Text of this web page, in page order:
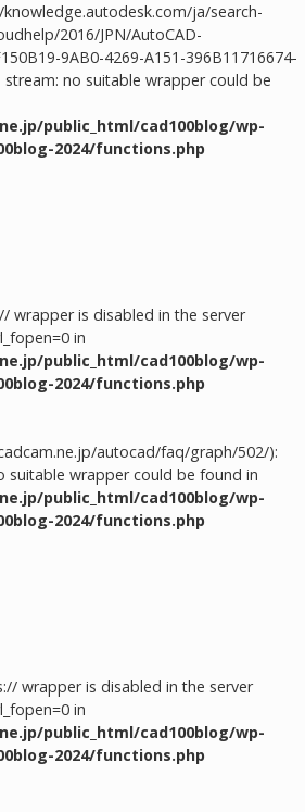
ja/search-
2016/JPN/AutoCAD-
9AB0-4269-A151-396B11716674-
no suitable wrapper could be
public_html/cad100blog/wp-
2024/functions.php
wrapper is disabled in the server
in
public_html/cad100blog/wp-
2024/functions.php
autocad/faq/graph/502/):
suitable wrapper could be found in
public_html/cad100blog/wp-
2024/functions.php
wrapper is disabled in the server
in
public_html/cad100blog/wp-
2024/functions.php